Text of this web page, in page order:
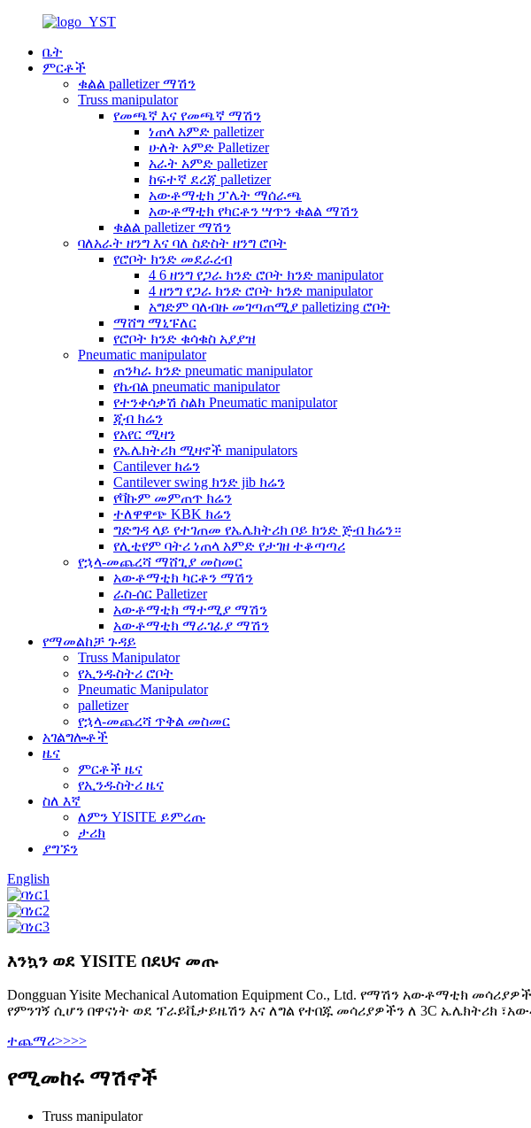
ቤት
ምርቶች
ቁልል palletizer ማሽን
Truss manipulator
የመጫኛ እና የመጫኛ ማሽን
ነጠላ አምድ palletizer
ሁለት አምድ Palletizer
አራት አምድ palletizer
ከፍተኛ ደረጃ palletizer
አውቶማቲክ ፓሌት ማሰራጫ
አውቶማቲክ የካርቶን ሣጥን ቁልል ማሽን
ቁልል palletizer ማሽን
ባለአራት ዘንግ እና ባለ ስድስት ዘንግ ሮቦት
የሮቦት ክንድ መደራረብ
4 6 ዘንግ የጋራ ክንድ ሮቦት ክንድ manipulator
4 ዘንግ የጋራ ክንድ ሮቦት ክንድ manipulator
አግድም ባለብዙ መገጣጠሚያ palletizing ሮቦት
ማሸግ ማኒፑለር
የሮቦት ክንድ ቁሳቁስ አያያዝ
Pneumatic manipulator
ጠንካራ ክንድ pneumatic manipulator
የኬብል pneumatic manipulator
የተንቀሳቃሽ ስልክ Pneumatic manipulator
ጂብ ክሬን
የአየር ሚዛን
የኤሌክትሪክ ሚዛኖች manipulators
Cantilever ክሬን
Cantilever swing ክንድ jib ክሬን
የቫኩም መምጠጥ ክሬን
ተለዋዋጭ KBK ክሬን
ግድግዳ ላይ የተገጠመ የኤሌክትሪክ ቦይ ክንድ ጅብ ክሬን።
የሊቲየም ባትሪ ነጠላ አምድ የታገዘ ተቆጣጣሪ
የኋላ-መጨረሻ ማሸጊያ መስመር
አውቶማቲክ ካርቶን ማሽን
ራስ-ሰር Palletizer
አውቶማቲክ ማተሚያ ማሽን
አውቶማቲክ ማራገፊያ ማሽን
የማመልከቻ ጉዳይ
Truss Manipulator
የኢንዱስትሪ ሮቦት
Pneumatic Manipulator
palletizer
የኋላ-መጨረሻ ጥቅል መስመር
አገልግሎቶች
ዜና
ምርቶች ዜና
የኢንዱስትሪ ዜና
ስለ እኛ
ለምን YISITE ይምረጡ
ታሪክ
ያግኙን
English
እንኳን ወደ YISITE በደህና መጡ
Dongguan Yisite Mechanical Automation Equipment Co., Ltd. የማሽን
የምንገኝ ሲሆን በዋናነት ወደ ፕራይቬታይዜሽን እና ለግል የተበጁ መሳሪያዎችን ለ 3C ኤሌክትሪክ
ተጨማሪ>>>>
የሚመከሩ ማሽኖች
Truss manipulator